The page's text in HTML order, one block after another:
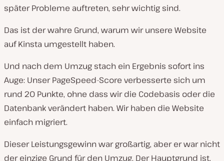
später Probleme auftreten, sehr wichtig sind.
Das ist der wahre Grund, warum wir unsere Website
auf Kinsta umgestellt haben.
Und nach dem Umzug stach ein Ergebnis sofort ins
Auge: Unser PageSpeed-Score verbesserte sich um
rund 20 Punkte, ohne dass wir die Codebasis oder die
Datenbank verändert haben. Wir haben die Website
einfach migriert.
Dieser Leistungsgewinn war großartig, aber er war nicht
der einzige Grund für den Umzug. Der Hauptgrund ist,